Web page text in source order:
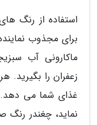
استفاده از رنگ
برای مجذوب
ماکارونی آب
زعفران را
غذای شما می دهد.
نماید، چغندر